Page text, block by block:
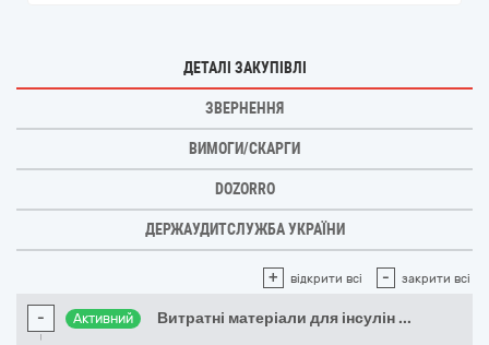
ДЕТАЛІ ЗАКУПІВЛІ
ЗВЕРНЕННЯ
ВИМОГИ/СКАРГИ
DOZORRO
ДЕРЖАУДИТСЛУЖБА УКРАЇНИ
+ відкрити всі - закрити всі
- Активний Витратні матеріали для інсулін ...